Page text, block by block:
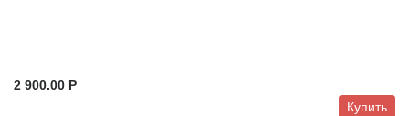
2 900.00 P
Купить